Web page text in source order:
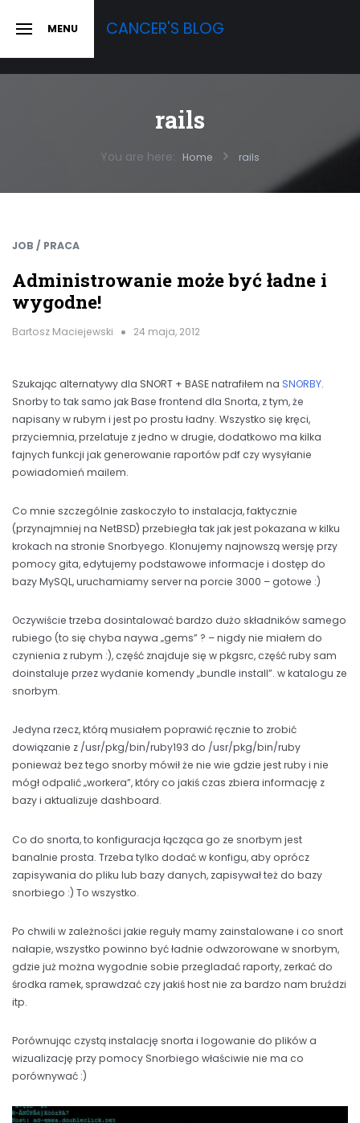
SLIDE MENU CANCER'S BLOG
rails
You are here: Home rails
JOB / PRACA
Administrowanie może być ładne i
wygodne!
Bartosz Maciejewski 24 maja, 2012
Szukając alternatywy dla SNORT + BASE natrafiłem na SNORBY.
Snorby to tak samo jak Base frontend dla Snorta, z tym, że
napisany w rubym i jest po prostu ładny. Wszystko się kręci,
przyciemnia, przelatuje z jedno w drugie, dodatkowo ma kilka
fajnych funkcji jak generowanie raportów pdf czy wysyłanie
powiadomień mailem.
Co mnie szczególnie zaskoczyło to instalacja, faktycznie
(przynajmniej na NetBSD) przebiegła tak jak jest pokazana w kilku
krokach na stronie Snorbyego. Klonujemy najnowszą wersję przy
pomocy gita, edytujemy podstawowe informacje i dostęp do
bazy MySQL, uruchamiamy server na porcie 3000 – gotowe :)
Oczywiście trzeba dosintalować bardzo dużo składników samego
rubiego (to się chyba naywa „gems” ? – nigdy nie miałem do
czynienia z rubym :), część znajduje się w pkgsrc, część ruby sam
doinstaluje przez wydanie komendy „bundle install”. w katalogu ze
snorbym.
Jedyna rzecz, którą musiałem poprawić ręcznie to zrobić
dowiązanie z /usr/pkg/bin/ruby193 do /usr/pkg/bin/ruby
ponieważ bez tego snorby mówił że nie wie gdzie jest ruby i nie
mógł odpalić „workera”, który co jakiś czas zbiera informację z
bazy i aktualizuje dashboard.
Co do snorta, to konfiguracja łącząca go ze snorbym jest
banalnie prosta. Trzeba tylko dodać w konfigu, aby oprócz
zapisywania do pliku lub bazy danych, zapisywał też do bazy
snorbiego :) To wszystko.
Po chwili w zależności jakie reguły mamy zainstalowane i co snort
nałapie, wszystko powinno być ładnie odwzorowane w snorbym,
gdzie już można wygodnie sobie przegladać raporty, zerkać do
środka ramek, sprawdzać czy jakiś host nie za bardzo nam bruździ
itp.
Porównując czystą instalację snorta i logowanie do plików a
wizualizację przy pomocy Snorbiego właściwie nie ma co
porównywać :)